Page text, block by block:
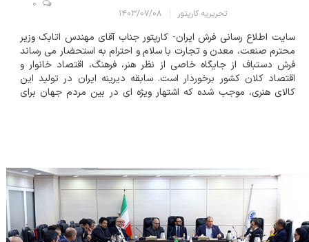
تحریریه کارپتور ۱۴۰۳/۰۷/۰۸
0
سایت اطلاع رسانی فرش ایران- کارپتور جناب آقای مهندس اتابک وزیر
محترم صنعت، معدن و تجارت با سلام و احترام به استحضار می رساند
فرش دستباف از جایگاه خاصی از نظر هنر، فرهنگ، اقتصاد خانوار و
اقتصاد کلان کشور برخوردار است. سابقه دیرینه ایران در تولید این
کالای هنری، موجب شده که اشتهار ویژه ای در بین مردم جهان برای